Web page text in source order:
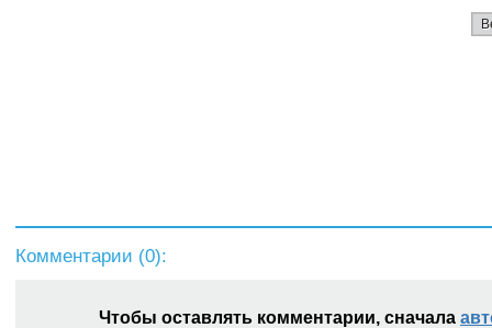
Комментарии (0):
Чтобы оставлять комментарии, сначала